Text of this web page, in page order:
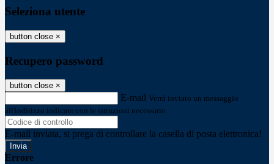
Seleziona utente
button close ×
Recupero password
button close ×
E-mail Verrà inviato un messaggio
all'indirizzo indicato con le istruzioni necessarie.
E-mail inviata, si prega di controllare la casella di posta elettronica!
Errore